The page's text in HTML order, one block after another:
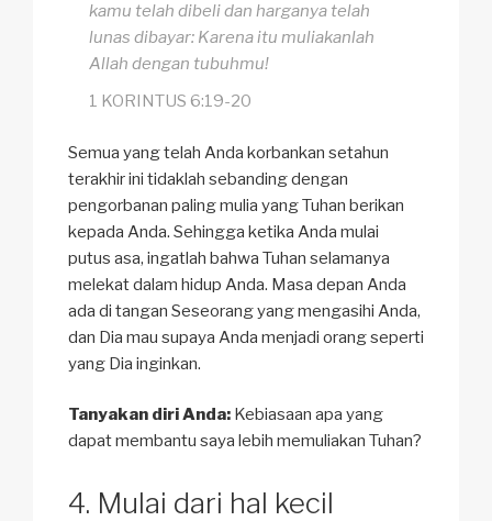
kamu telah dibeli dan harganya telah
lunas dibayar: Karena itu muliakanlah
Allah dengan tubuhmu!
1 KORINTUS 6:19-20
Semua yang telah Anda korbankan setahun
terakhir ini tidaklah sebanding dengan
pengorbanan paling mulia yang Tuhan berikan
kepada Anda. Sehingga ketika Anda mulai
putus asa, ingatlah bahwa Tuhan selamanya
melekat dalam hidup Anda. Masa depan Anda
ada di tangan Seseorang yang mengasihi Anda,
dan Dia mau supaya Anda menjadi orang seperti
yang Dia inginkan.
Tanyakan diri Anda: Kebiasaan apa yang
dapat membantu saya lebih memuliakan Tuhan?
Mulai dari hal kecil